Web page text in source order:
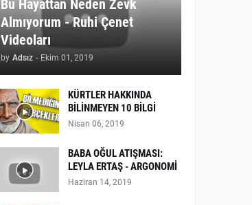
Bu Hayattan Neden Zevk
Almıyorum - Ruhi Çenet
Videoları
by Adsız - Ekim 01, 2019
KÜRTLER HAKKINDA
BİLİNMEYEN 10 BİLGİ
Nisan 06, 2019
BABA OĞUL ATIŞMASI:
LEYLA ERTAŞ - ARGONOMİ
Haziran 14, 2019